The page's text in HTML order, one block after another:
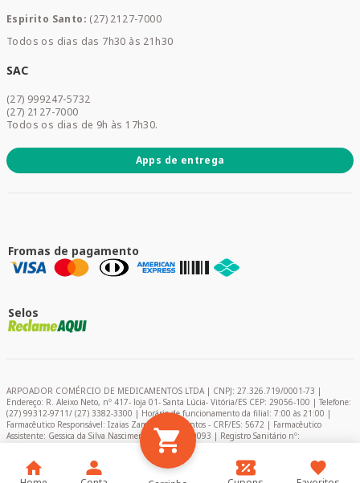
Mamães e Bebê
Dermocosméticos
Promoções
Espirito Santo: (27) 2127-7000
Todos os dias das 7h30 às 21h30
SAC
(27) 999247-5732
(27) 2127-7000
Todos os dias de 9h às 17h30.
Apps de entrega
Fromas de pagamento
Selos
ARPOADOR COMÉRCIO DE MEDICAMENTOS LTDA | CNPJ: 27.326.719/0001-73 |
Endereço: R. Aleixo Neto, nº 417- loja 01- Santa Lúcia- Vitória/ES CEP: 29056-100 | Telefone:
(27) 99312-9711/ (27) 3382-3300 | Horário de funcionamento da filial: 7:00 às 21:00 |
Farmacêutico Responsável: Izaias Zambelli dos Santos - CRF/ES: 5672 | Farmacêutico
Assistente: Gessica da Silva Nascimento – CRF/ES: 9093 | Registro Sanitário nº:
2024849/2020 | AFE: 0.11366-0 | Encarregado de Proteção de Dados (DPO) - Pablo Felipe
Campelo